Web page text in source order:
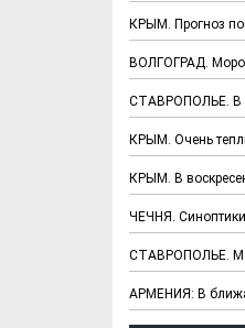
КРЫМ. Прогноз
ВОЛГОГРАД.
СТАВРОПОЛЬЕ. В
КРЫМ. Очень
КРЫМ. В
ЧЕЧНЯ.
СТАВРОПОЛЬЕ.
АРМЕНИЯ: В